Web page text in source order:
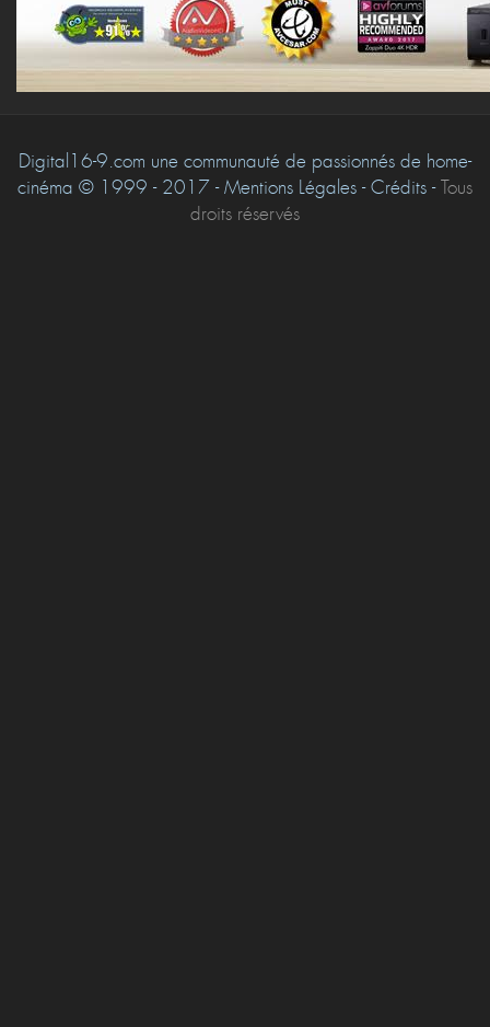
Digital16-9.com une communauté de passionnés de home-
cinéma © 1999 - 2017 - Mentions Légales - Crédits -Tous
droits réservés